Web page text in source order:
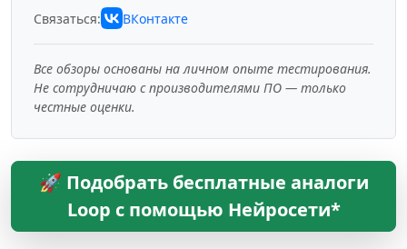
Связаться: ВКонтакте
Все обзоры основаны на личном опыте тестирования.
Не сотрудничаю с производителями ПО — только
честные оценки.
🚀 Подобрать бесплатные аналоги
Loop с помощью Нейросети*